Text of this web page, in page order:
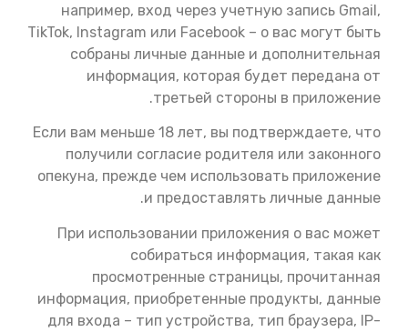
например, вход через учетную запись Gmail,
TikTok, Instagram или Facebook – о вас могут быть
собраны личные данные и дополнительная
информация, которая будет передана от
третьей стороны в приложение.
Если вам меньше 18 лет, вы подтверждаете, что
получили согласие родителя или законного
опекуна, прежде чем использовать приложение
и предоставлять личные данные.
При использовании приложения о вас может
собираться информация, такая как
просмотренные страницы, прочитанная
информация, приобретенные продукты, данные
для входа – тип устройства, тип браузера, IP-